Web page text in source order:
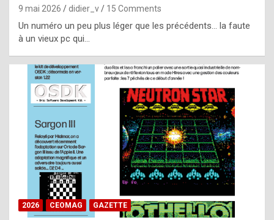
e
f
o
m
m
a
y
b
e
b
y
9 mai 2026 didier_v 15 Comments
Un numéro un peu plus léger que les précédents… la faute
à un vieux pc qui…
2026 CEOMAG GAZETTE